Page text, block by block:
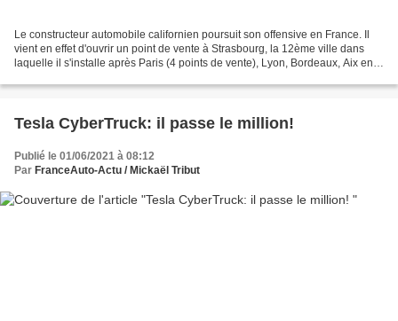
Le constructeur automobile californien poursuit son offensive en France. Il
vient en effet d'ouvrir un point de vente à Strasbourg, la 12ème ville dans
laquelle il s'installe après Paris (4 points de vente), Lyon, Bordeaux, Aix en
Tesla CyberTruck: il passe le million!
Publié le 01/06/2021 à 08:12
Par FranceAuto-Actu / Mickaël Tribut